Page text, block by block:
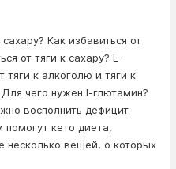
Как избавиться от
от тяги к сахару? L-
тяги к алкоголю и тяги к
чего нужен l-глютамин?
восполнить дефицит
помогут кето диета,
несколько вещей, о которых